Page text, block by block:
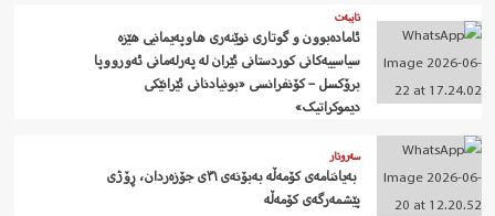
تایبەت
ئامادەبوون و گوتاری نوێنەری هاوپەیمانیی هێزە
سیاسییەکانی کوردستانی ئێران لە پەرلەمانی ئەورووپا
برۆکسل – کۆنفرانسی «بونیادنانی ئێرانێکی
دیموکراتیک»
سەروتار
‍ بەیاننامەی کۆمەڵە بەبۆنەی ٣١ی جۆزەردان، ڕۆژی
پێشمەرگەی کۆمەڵە